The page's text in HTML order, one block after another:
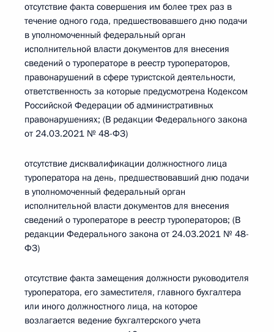
отсутствие факта совершения им более трех раз в
течение одного года, предшествовавшего дню подачи
в уполномоченный федеральный орган
исполнительной власти документов для внесения
сведений о туроператоре в реестр туроператоров,
правонарушений в сфере туристской деятельности,
ответственность за которые предусмотрена Кодексом
Российской Федерации об административных
правонарушениях; (В редакции Федерального закона
от 24.03.2021 № 48-ФЗ)
отсутствие дисквалификации должностного лица
туроператора на день, предшествовавший дню подачи
в уполномоченный федеральный орган
исполнительной власти документов для внесения
сведений о туроператоре в реестр туроператоров; (В
редакции Федерального закона от 24.03.2021 № 48-
ФЗ)
отсутствие факта замещения должности руководителя
туроператора, его заместителя, главного бухгалтера
или иного должностного лица, на которое
возлагается ведение бухгалтерского учета